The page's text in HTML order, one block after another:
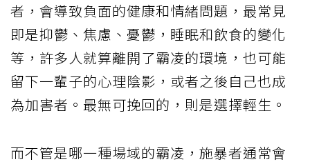
者，會導致負面的健康和情緒問題，最常見
即是抑鬱、焦慮、憂鬱，睡眠和飲食的變化
等，許多人就算離開了霸凌的環境，也可能
留下一輩子的心理陰影，或者之後自己也成
為加害者。最無可挽回的，則是選擇輕生。
而不管是哪一種場域的霸凌，施暴者通常會